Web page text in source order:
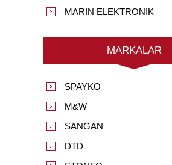
MARIN ELEKTRONIK
MARKALAR
SPAYKO
M&W
SANGAN
DTD